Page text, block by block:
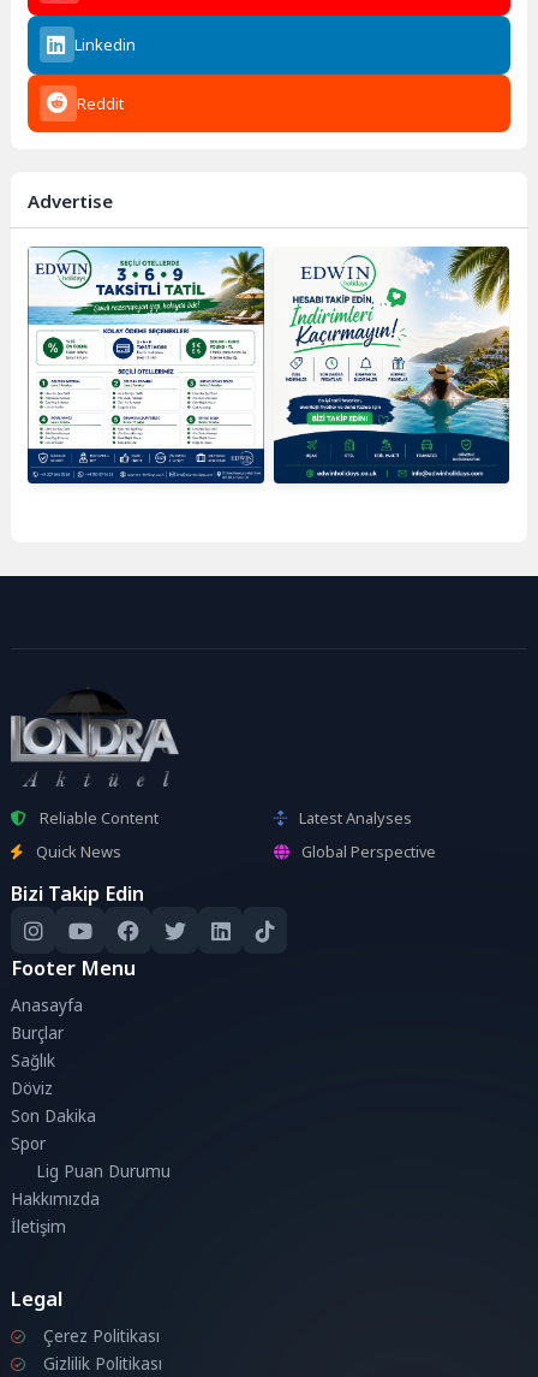
Linkedin
Reddit
Advertise
Reliable Content
Latest Analyses
Quick News
Global Perspective
Bizi Takip Edin
Footer Menu
Anasayfa
Burçlar
Sağlık
Döviz
Son Dakika
Spor
Lig Puan Durumu
Hakkımızda
İletişim
Legal
Çerez Politikası
Gizlilik Politikası